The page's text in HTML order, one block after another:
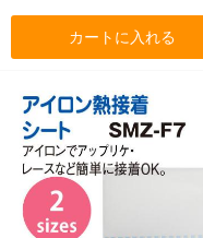
カートに入れる